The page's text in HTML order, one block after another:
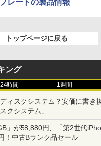
レートの製品情報
トップページに戻る
ング
24時間 1週間
ィスクシステム？安価に書き
クシステム」
」が58,880円、「第2世代
！中古Bランク品セール